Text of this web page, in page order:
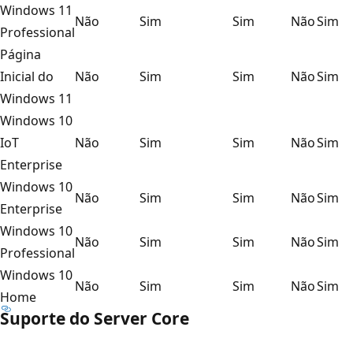
Windows 11
Professional
Não Sim Sim NãoSim
Página
Inicial do
Windows 11
Não Sim Sim NãoSim
Windows 10
IoT
Enterprise
Não Sim Sim NãoSim
Windows 10
Enterprise
Não Sim Sim NãoSim
Windows 10
Professional
Não Sim Sim NãoSim
Windows 10
Home
Não Sim Sim NãoSim
Suporte do Server Core